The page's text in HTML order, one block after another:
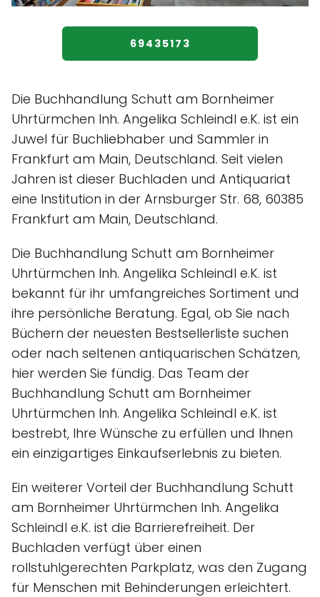
69435173
Die Buchhandlung Schutt am Bornheimer
Uhrtürmchen Inh. Angelika Schleindl e.K. ist ein
Juwel für Buchliebhaber und Sammler in
Frankfurt am Main, Deutschland. Seit vielen
Jahren ist dieser Buchladen und Antiquariat
eine Institution in der Arnsburger Str. 68, 60385
Frankfurt am Main, Deutschland.
Die Buchhandlung Schutt am Bornheimer
Uhrtürmchen Inh. Angelika Schleindl e.K. ist
bekannt für ihr umfangreiches Sortiment und
ihre persönliche Beratung. Egal, ob Sie nach
Büchern der neuesten Bestsellerliste suchen
oder nach seltenen antiquarischen Schätzen,
hier werden Sie fündig. Das Team der
Buchhandlung Schutt am Bornheimer
Uhrtürmchen Inh. Angelika Schleindl e.K. ist
bestrebt, Ihre Wünsche zu erfüllen und Ihnen
ein einzigartiges Einkaufserlebnis zu bieten.
Ein weiterer Vorteil der Buchhandlung Schutt
am Bornheimer Uhrtürmchen Inh. Angelika
Schleindl e.K. ist die Barrierefreiheit. Der
Buchladen verfügt über einen
rollstuhlgerechten Parkplatz, was den Zugang
für Menschen mit Behinderungen erleichtert.